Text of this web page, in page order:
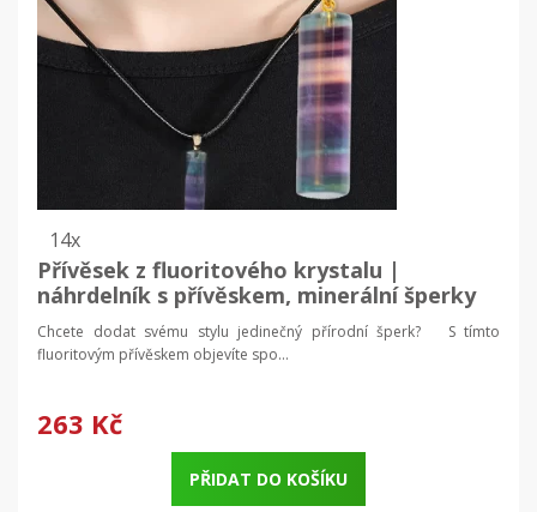
14x
Přívěsek z fluoritového krystalu |
náhrdelník s přívěskem, minerální šperky
Chcete dodat svému stylu jedinečný přírodní šperk? S tímto
fluoritovým přívěskem objevíte spo...
263 Kč
PŘIDAT DO KOŠÍKU